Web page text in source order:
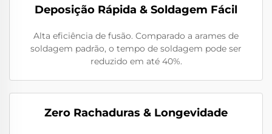
Deposição Rápida & Soldagem Fácil
Alta eficiência de fusão. Comparado a arames de
soldagem padrão, o tempo de soldagem pode ser
reduzido em até 40%.
Zero Rachaduras & Longevidade